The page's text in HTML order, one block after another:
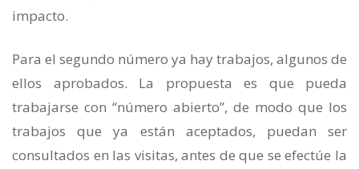
impacto.
Para el segundo número ya hay trabajos, algunos de
ellos aprobados. La propuesta es que pueda
trabajarse con “número abierto”, de modo que los
trabajos que ya están aceptados, puedan ser
consultados en las visitas, antes de que se efectúe la